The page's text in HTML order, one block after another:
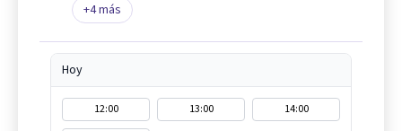
+4más
Hoy
12:00 13:00
14:00